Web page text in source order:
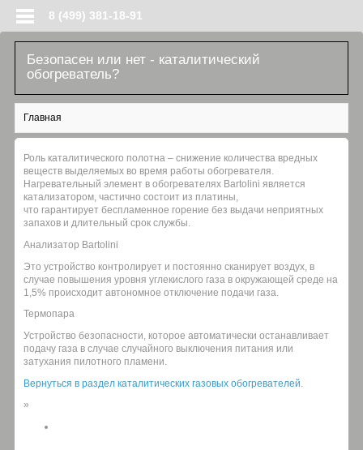
8 (499) 381-18-91
Безопасен или нет - каталитический
обогреватель?
Вы здесь
Главная
Роль каталитического полотна – снижение количества вредных
веществ выделяемых во время работы обогревателя.
Нагревательный элемент в обогревателях Bartolini является
катализатором, частично состоит из платины,
что гарантирует беспламенное горение без выдачи неприятных
запахов и длительный срок службы.
Анализатор Bartolini
Это устройство контролирует и постоянно сканирует воздух, в
случае повышения уровня углекислого газа в окружающей среде на
1,5% происходит автономное отключение подачи газа.
Термопара
Устройство безопасности, которое автоматически останавливает
подачу газа в случае случайного выключения питания или
затухания пилотного пламени.
Вернуться в раздел каталитических газовых обогревателей.
»